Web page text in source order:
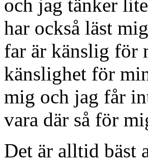
och jag tänker
har också läst
far är känslig för
känslighet för
mig och jag får
vara där så för
Det är alltid bäst